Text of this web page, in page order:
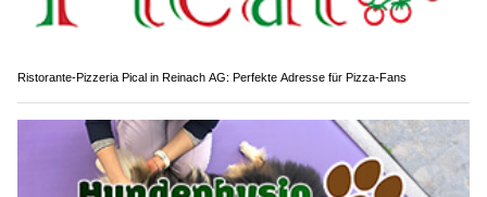
Ristorante-Pizzeria Pical in Reinach AG: Perfekte Adresse für Pizza-Fans